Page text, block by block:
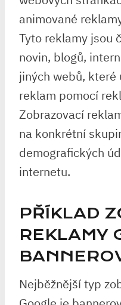
animované
Tyto reklamy jsou
novin, blogů,
jiných webů, které
reklam pomocí
Zobrazovací
na konkrétní
demografických
internetu.
PŘÍKLAD
REKLAMY
Nejběžnější typ